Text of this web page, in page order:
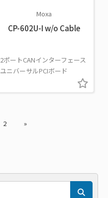
Moxa
CP-602U-I w/o Cable
2ポートCANインターフェース
ユニバーサルPCIボード
2 »